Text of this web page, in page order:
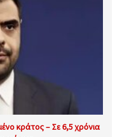
κράτος – Σε 6,5 χρόνια